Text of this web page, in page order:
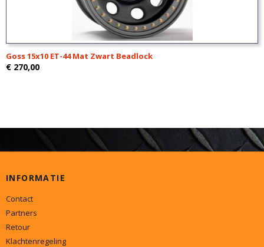
Goss 15x10 ET-44 Mat Zwart Beadlock
€ 270,00
INFORMATIE
Contact
Partners
Retour
Klachtenregeling